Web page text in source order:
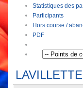
Statistiques des
Participants
Hors course /
PDF